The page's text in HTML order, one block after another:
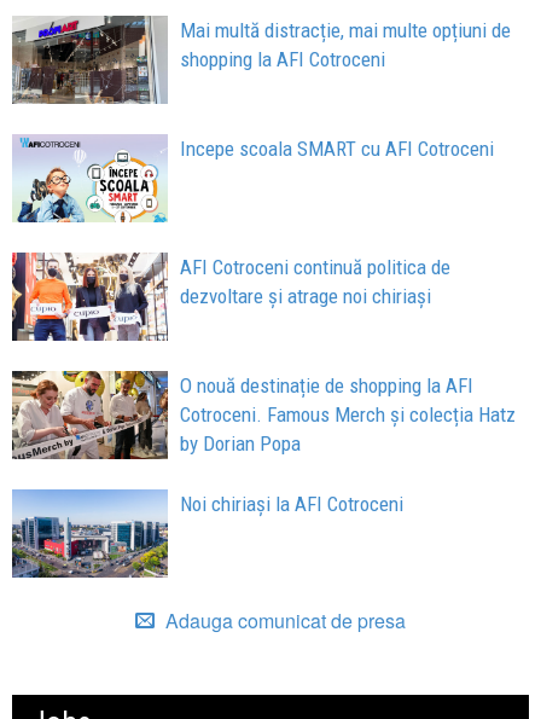
Mai multă distracție, mai multe opțiuni de
shopping la AFI Cotroceni
Incepe scoala SMART cu AFI Cotroceni
AFI Cotroceni continuă politica de
dezvoltare și atrage noi chiriași
O nouă destinație de shopping la AFI
Cotroceni. Famous Merch și colecția Hatz
by Dorian Popa
Noi chiriași la AFI Cotroceni
Adauga comunicat de presa